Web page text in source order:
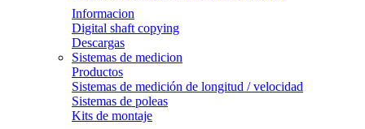
Informacion
Digital shaft copying
Descargas
Sistemas de medicion
Productos
Sistemas de medición de longitud / velocidad
Sistemas de poleas
Kits de montaje